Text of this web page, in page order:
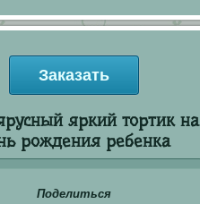
Заказать
яркий тортик на
рождения ребенка
Поделиться